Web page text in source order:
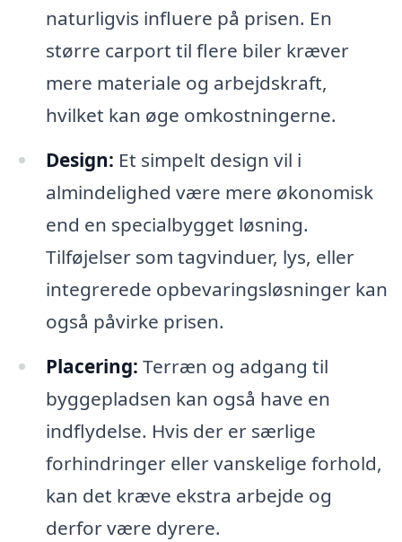
naturligvis influere på prisen. En
større carport til flere biler kræver
mere materiale og arbejdskraft,
hvilket kan øge omkostningerne.
Design: Et simpelt design vil i
almindelighed være mere økonomisk
end en specialbygget løsning.
Tilføjelser som tagvinduer, lys, eller
integrerede opbevaringsløsninger kan
også påvirke prisen.
Placering: Terræn og adgang til
byggepladsen kan også have en
indflydelse. Hvis der er særlige
forhindringer eller vanskelige forhold,
kan det kræve ekstra arbejde og
derfor være dyrere.